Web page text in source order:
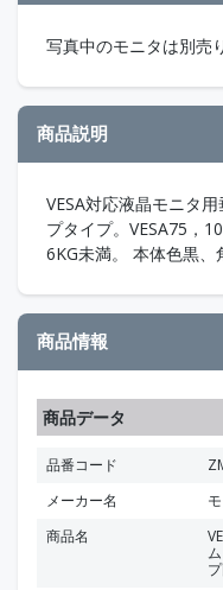
写真中のモニタは別売
商品説明
VESA対応液晶モニタ
プタイプ。VESA75，
6KG未満。 本体色黒、
商品情報
商品データ
品番コード
メーカー名
商品名